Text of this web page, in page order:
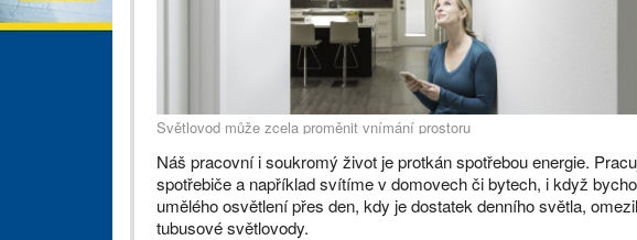
Světlovod může zcela proměnit vnímání prostoru
Náš pracovní i soukromý život je protkán spotřebou energie.
spotřebiče a například svítíme v domovech či bytech, i když
umělého osvětlení přes den, kdy je dostatek denního světla,
tubusové světlovody.